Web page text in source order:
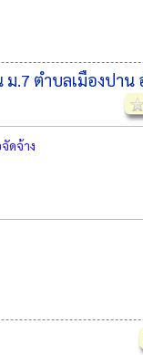
ตำบลเมืองปาน
ดจ้าง